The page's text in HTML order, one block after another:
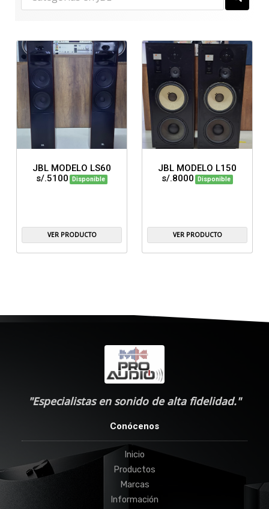
JBL MODELO LS60
s/.5100
Disponible
VER PRODUCTO
JBL MODELO L150
s/.8000
Disponible
VER PRODUCTO
"Especialistas en sonido de alta fidelidad."
Conócenos
Inicio
Productos
Marcas
Información